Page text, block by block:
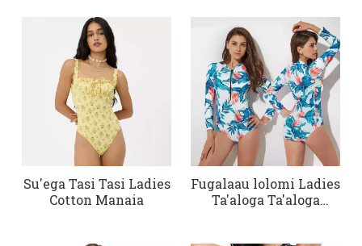
Su'ega Tasi Tasi Ladies
Cotton Manaia
Fugalaau lolomi Ladies
Ta'aloga Ta'aloga